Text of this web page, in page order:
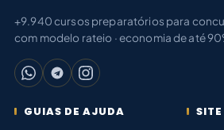
+9.940 cursos preparatórios para
com modelo rateio · economia de até
GUIAS DE AJUDA
SITE